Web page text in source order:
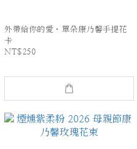
外帶給你的愛・單朵康乃馨手提花
卡
NT$250